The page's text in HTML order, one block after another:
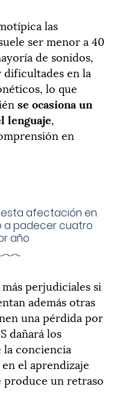
las
ser menor a 40
de sonidos,
en la
lo que
se ocasiona un
lenguaje,
en
esta afectación en
a padecer cuatro
año
perjudiciales si
además otras
una pérdida por
dañará los
la conciencia
el aprendizaje
un retraso